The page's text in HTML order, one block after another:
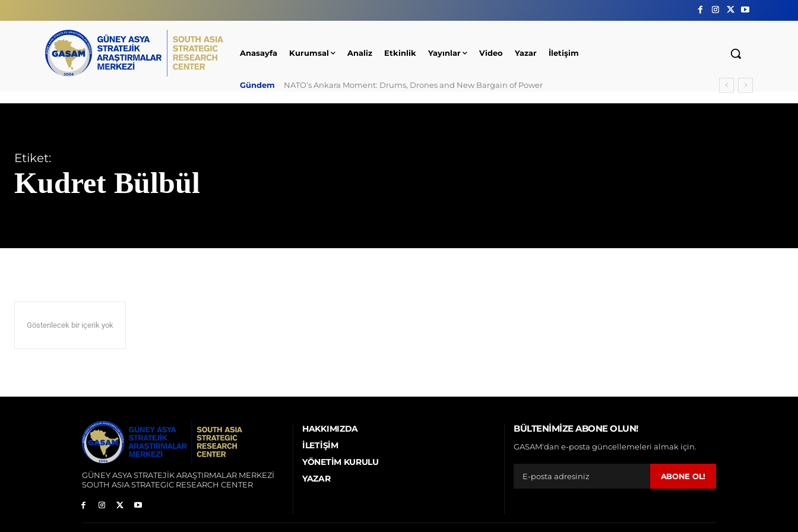
Anasayfa Kurumsal Analiz Etkinlik Yayınlar Video Yazar İletişim
Gündem NATO’s Ankara Moment: Drums, Drones and New Bargain of Power
Etiket:
Kudret Bülbül
Gösterilecek bir içerik yok
GÜNEY ASYA STRATEJİK ARAŞTIRMALAR MERKEZİ
SOUTH ASIA STRATEGIC RESEARCH CENTER
HAKKIMIZDA
İLETIŞIM
YÖNETIM KURULU
YAZAR
BÜLTENIMIZE ABONE OLUN!
GASAM'dan e-posta güncellemeleri almak için.
ABONE OL!